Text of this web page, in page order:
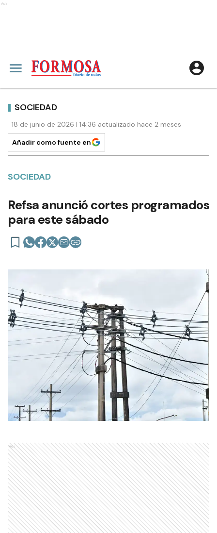
Ads
SOCIEDAD
18 de junio de 2026 | 14:36 actualizado hace 2 meses
Añadir como fuente en
SOCIEDAD
Refsa anunció cortes programados
para este sábado
Ads